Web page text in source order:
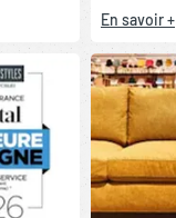
En savoir +